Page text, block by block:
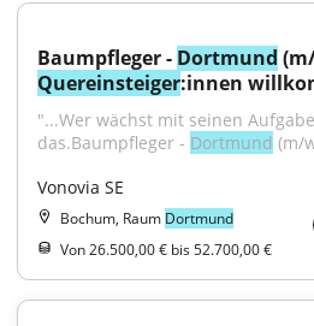
Baumpfleger - Dortmund
Quereinsteiger:innen
"...Wer wächst mit seinen
das.Baumpfleger - Dortmund (m/
Vonovia SE
Bochum, Raum Dortmund
Von 26.500,00 € bis 52.700,00 €